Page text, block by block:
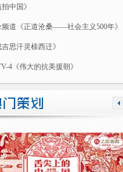
拍中国》
频道《正道沧桑——社会主义500年》
吉思汗灵榇西迁》
4《伟大的抗美援朝》